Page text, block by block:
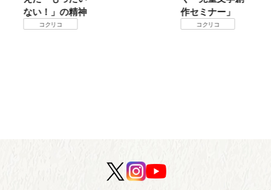
ない！」の精神
コクリコ
作セミナー」
コクリコ